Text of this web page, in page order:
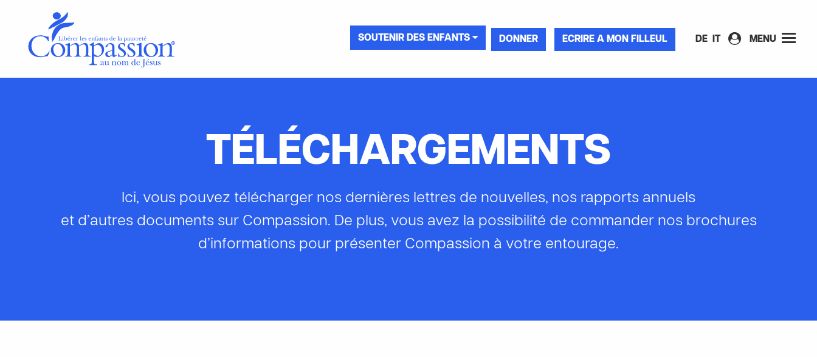
SOUTENIR DES ENFANTS DONNER ECRIRE A MON FILLEUL DE IT MENU
TÉLÉCHARGEMENTS
Ici, vous pouvez télécharger nos dernières lettres de nouvelles, nos rapports annuels
et d’autres documents sur Compassion. De plus, vous avez la possibilité de commander nos brochures
d’informations pour présenter Compassion à votre entourage.